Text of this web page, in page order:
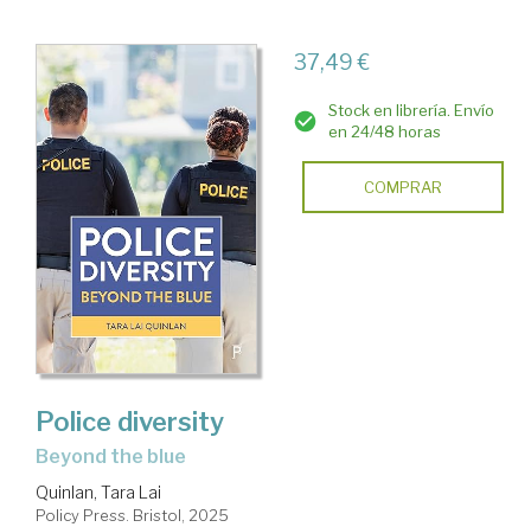
37,49 €
Stock en librería. Envío
en 24/48 horas
COMPRAR
Police diversity
beyond the blue
Quinlan, Tara Lai
Policy Press. Bristol, 2025